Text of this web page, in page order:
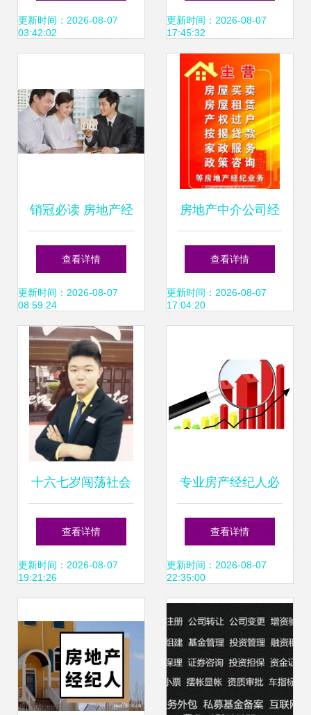
们的专业服务
更新时间：2026-08-07
03:42:02
动态与市场观察
更新时间：2026-08-07
17:45:32
销冠必读 房地产经
纪人高效沟通指南
——与房东的交流
话术与心法
查看详情
更新时间：2026-08-07
08:59:24
房地产中介公司经
营范围灯箱图片 专
业经纪服务的视觉
查看详情
更新时间：2026-08-07
17:04:20
十六七岁闯荡社会
那些过早离开校园
的年轻人，后来怎
查看详情
更新时间：2026-08-07
19:21:26
专业房产经纪人必
备的核心能力与职
业素养
查看详情
更新时间：2026-08-07
22:35:00